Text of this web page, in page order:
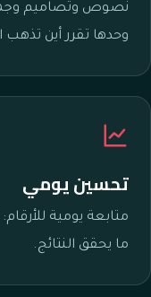
نصوص وتصاميم
وحدها تقرر أين تذهب
تحسين يومي
متابعة يومية
ما يحقق النتائج.